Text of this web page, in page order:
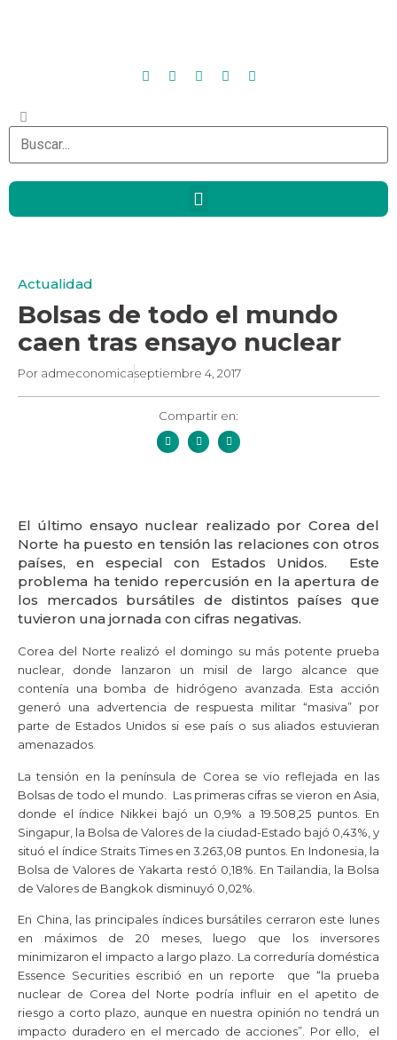
Actualidad
Bolsas de todo el mundo
caen tras ensayo nuclear
Por admeconomicaseptiembre 4, 2017
Compartir en:
El último ensayo nuclear realizado por Corea del
Norte ha puesto en tensión las relaciones con otros
países, en especial con Estados Unidos. Este
problema ha tenido repercusión en la apertura de
los mercados bursátiles de distintos países que
tuvieron una jornada con cifras negativas.
Corea del Norte realizó el domingo su más potente prueba
nuclear, donde lanzaron un misil de largo alcance que
contenía una bomba de hidrógeno avanzada. Esta acción
generó una advertencia de respuesta militar “masiva” por
parte de Estados Unidos si ese país o sus aliados estuvieran
amenazados.
La tensión en la península de Corea se vio reflejada en las
Bolsas de todo el mundo. Las primeras cifras se vieron en Asia,
donde el índice Nikkei bajó un 0,9% a 19.508,25 puntos. En
Singapur, la Bolsa de Valores de la ciudad-Estado bajó 0,43%, y
situó el índice Straits Times en 3.263,08 puntos. En Indonesia, la
Bolsa de Valores de Yakarta restó 0,18%. En Tailandia, la Bolsa
de Valores de Bangkok disminuyó 0,02%.
En China, las principales índices bursátiles cerraron este lunes
en máximos de 20 meses, luego que los inversores
minimizaron el impacto a largo plazo. La correduría doméstica
Essence Securities escribió en un reporte que “la prueba
nuclear de Corea del Norte podría influir en el apetito de
riesgo a corto plazo, aunque en nuestra opinión no tendrá un
impacto duradero en el mercado de acciones”. Por ello, el